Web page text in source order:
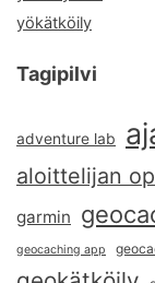
yökätköily
Tagipilvi
adventure lab
aloittelijan
garmin
geocaching app